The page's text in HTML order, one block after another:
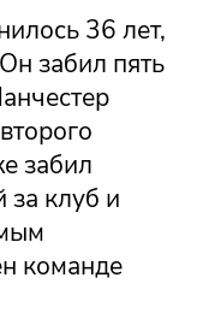
36 лет,
забил пять
забил
за клуб и
команде